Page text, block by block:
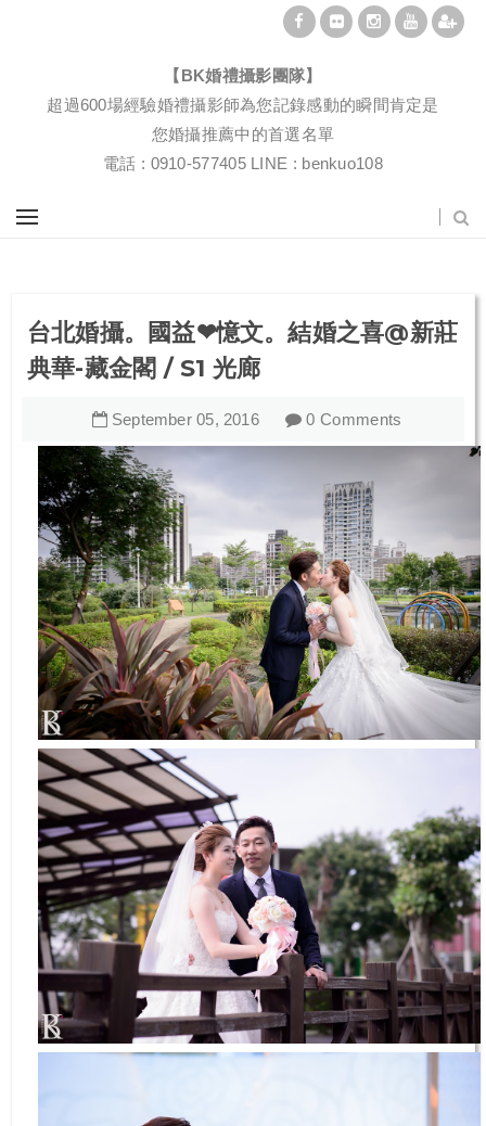
【BK婚禮攝影團隊】
超過600場經驗婚禮攝影師為您記錄感動的瞬間肯定是
您婚攝推薦中的首選名單
電話 : 0910-577405 LINE : benkuo108
台北婚攝。國益❤憶文。結婚之喜@新莊
典華-藏金閣 / S1 光廊
September 05, 2016 0 Comments